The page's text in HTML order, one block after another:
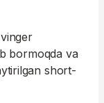
bormoqda va
short-